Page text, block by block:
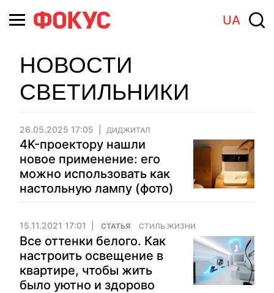
UA
НОВОСТИ
СВЕТИЛЬНИКИ
26.05.2025 17:05 ДИДЖИТАЛ
4K-проектору нашли
новое применение: его
можно использовать как
настольную лампу (фото)
15.11.2021 17:01 CТАТЬЯ СТИЛЬ ЖИЗНИ
Все оттенки белого. Как
настроить освещение в
квартире, чтобы жить
было уютно и здорово